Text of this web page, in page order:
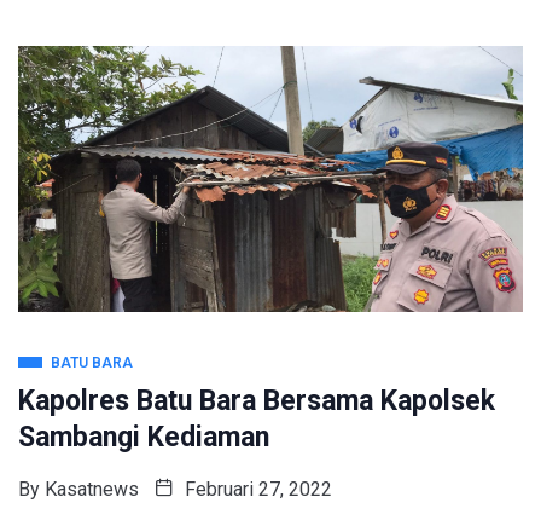
BATU BARA
Kapolres Batu Bara Bersama Kapolsek
Sambangi Kediaman
By Kasatnews Februari 27, 2022